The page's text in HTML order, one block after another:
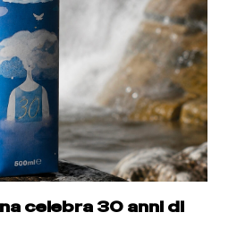
celebra 30 anni di